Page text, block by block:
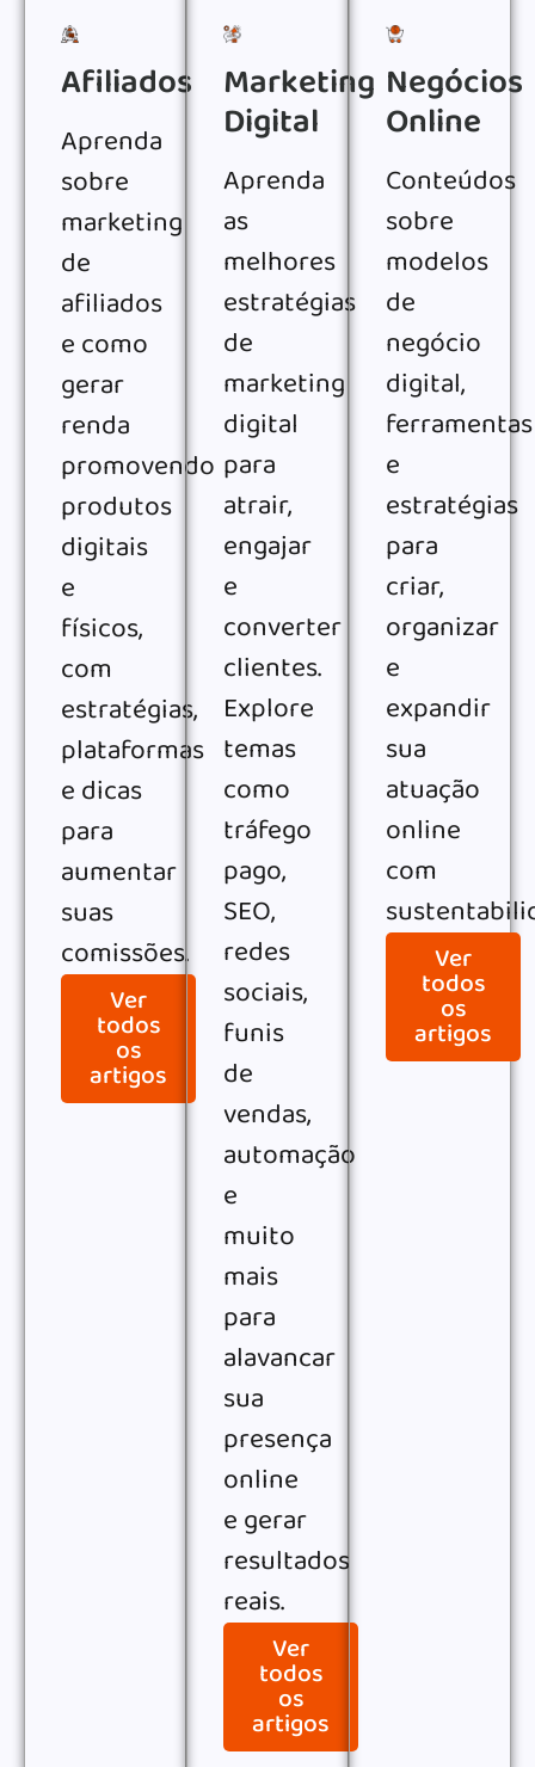
Afiliados
Aprenda
sobre
marketing
de
afiliados
e como
gerar
renda
promovendo
produtos
digitais
e
físicos,
com
estratégias,
plataformas
e dicas
para
aumentar
suas
comissões.
Ver
todos
os
artigos
Marketing
Digital
Aprenda
as
melhores
estratégias
de
marketing
digital
para
atrair,
engajar
e
converter
clientes.
Explore
temas
como
tráfego
pago,
SEO,
redes
sociais,
funis
de
vendas,
automação
e
muito
mais
para
alavancar
sua
presença
online
e gerar
resultados
reais.
Ver
todos
os
artigos
Negócios
Online
Conteúdos
sobre
modelos
de
negócio
digital,
ferramentas
e
estratégias
para
criar,
organizar
e
expandir
sua
atuação
online
com
Ver
todos
os
artigos